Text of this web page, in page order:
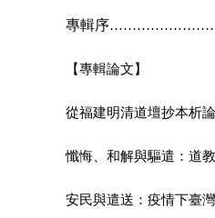
專輯序
【專輯論文】
從福建明清道壇抄本析
懺悔、和解與驅遣：道
安民與遣送：疫情下